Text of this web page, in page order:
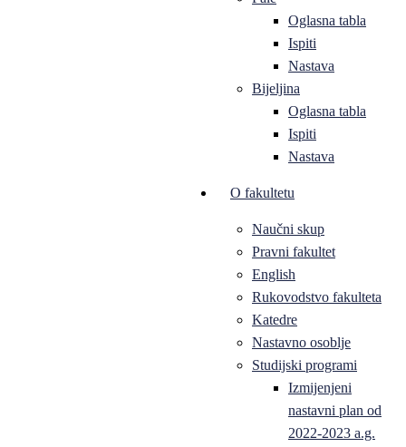
Oglasna tabla
Ispiti
Nastava
Bijeljina
Oglasna tabla
Ispiti
Nastava
O fakultetu
Naučni skup
Pravni fakultet
English
Rukovodstvo fakulteta
Katedre
Nastavno osoblje
Studijski programi
Izmijenjeni
nastavni plan od
2022-2023 a.g.